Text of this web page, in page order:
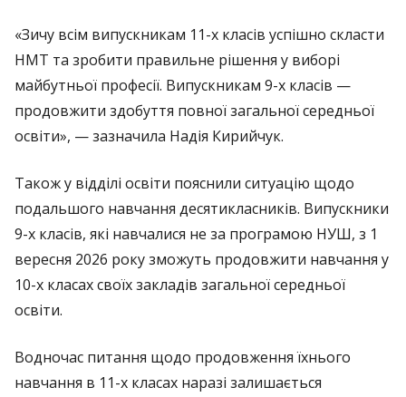
«Зичу всім випускникам 11-х класів успішно скласти
НМТ та зробити правильне рішення у виборі
майбутньої професії. Випускникам 9-х класів —
продовжити здобуття повної загальної середньої
освіти», — зазначила Надія Кирийчук.
Також у відділі освіти пояснили ситуацію щодо
подальшого навчання десятикласників. Випускники
9-х класів, які навчалися не за програмою НУШ, з 1
вересня 2026 року зможуть продовжити навчання у
10-х класах своїх закладів загальної середньої
освіти.
Водночас питання щодо продовження їхнього
навчання в 11-х класах наразі залишається